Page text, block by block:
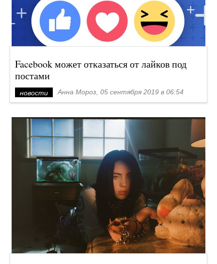
Facebook может отказаться от лайков под
постами
новости Анна Мороз, 05 сентября 2019 в 06:54